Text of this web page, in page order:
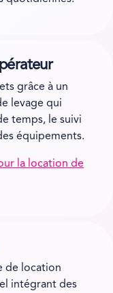
grâce à un
levage qui
temps, le suivi
équipements.
la location de
de location
intégrant des